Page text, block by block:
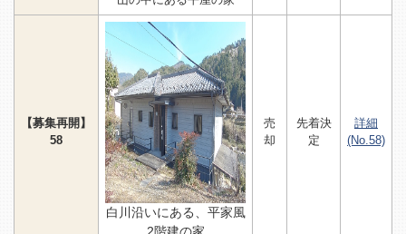
【募集再開】
58
白川沿いにある、平家風
2階建の家
売
却
先着決
定
詳細
(No.58)